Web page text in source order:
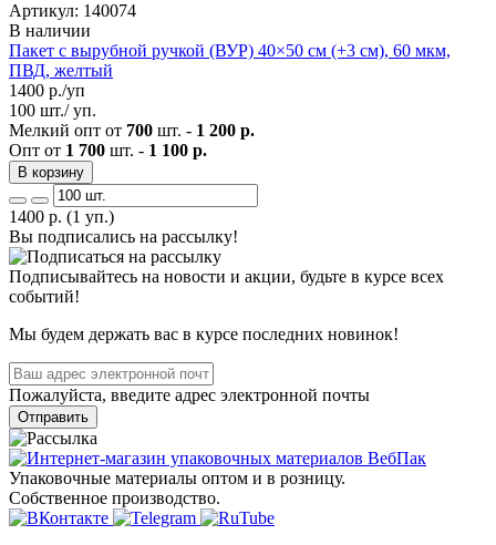
Артикул: 140074
В наличии
Пакет с вырубной ручкой (ВУР) 40×50 см (+3 см), 60 мкм,
ПВД, желтый
1400 р./уп
100 шт./ уп.
Мелкий опт от 700 шт. - 1 200 р.
Опт от 1 700 шт. - 1 100 р.
В корзину
1400 р. (1 уп.)
Вы подписались на рассылку!
Подписывайтесь на новости и акции, будьте в курсе всех
событий!
Мы будем держать вас в курсе последних новинок!
Пожалуйста, введите адрес электронной почты
Отправить
Упаковочные материалы оптом и в розницу.
Собственное производство.